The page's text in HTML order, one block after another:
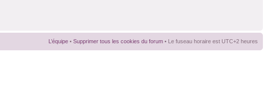
L’équipe • Supprimer tous les cookies du forum • Le fuseau horaire est UTC+2 heures